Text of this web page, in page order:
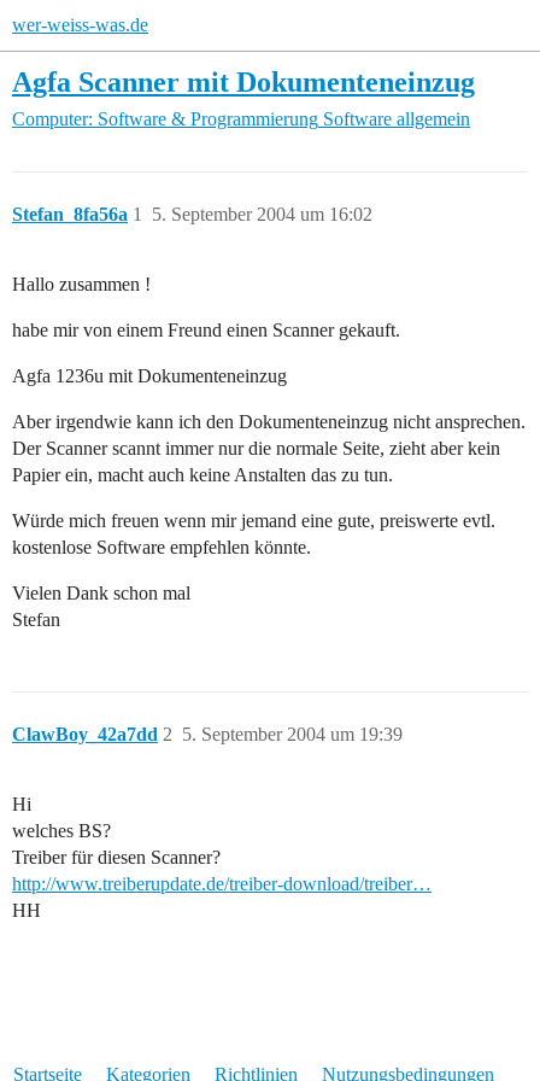
wer-weiss-was.de
Agfa Scanner mit Dokumenteneinzug
Computer: Software & Programmierung Software allgemein
Stefan_8fa56a 5. September 2004 um 16:02
1
Hallo zusammen !
habe mir von einem Freund einen Scanner gekauft.
Agfa 1236u mit Dokumenteneinzug
Aber irgendwie kann ich den Dokumenteneinzug nicht ansprechen.
Der Scanner scannt immer nur die normale Seite, zieht aber kein
Papier ein, macht auch keine Anstalten das zu tun.
Würde mich freuen wenn mir jemand eine gute, preiswerte evtl.
kostenlose Software empfehlen könnte.
Vielen Dank schon mal
Stefan
ClawBoy_42a7dd 5. September 2004 um 19:39
2
Hi
welches BS?
Treiber für diesen Scanner?
http://www.treiberupdate.de/treiber-download/treiber…
HH
Startseite Kategorien Richtlinien Nutzungsbedingungen